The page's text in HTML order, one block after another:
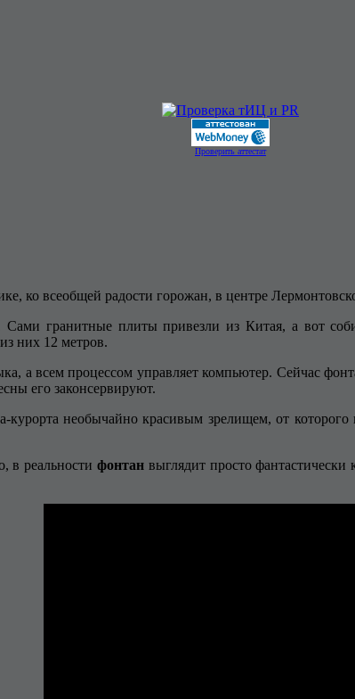
Проверить аттестат
ко всеобщей радости горожан, в центре
Сами гранитные плиты привезли из Китая, а вот
них 12 метров.
а всем процессом управляет компьютер. Сейчас
его законсервируют.
необычайно красивым зрелищем, от
в реальности фонтанвыглядит просто фантастически